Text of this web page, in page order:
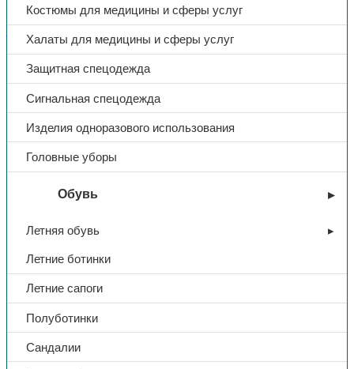
Костюмы для медицины и сферы услуг
Халаты для медицины и сферы услуг
Защитная спецодежда
Сигнальная спецодежда
Изделия одноразового использования
Головные уборы
Обувь
Летняя обувь
Летние ботинки
Летние сапоги
Полуботинки
Сандалии
Поделиться:
Поделиться в Telegram
Поделиться в
Whatsapp
Доп. информация
Тип
Характеристики 48*40